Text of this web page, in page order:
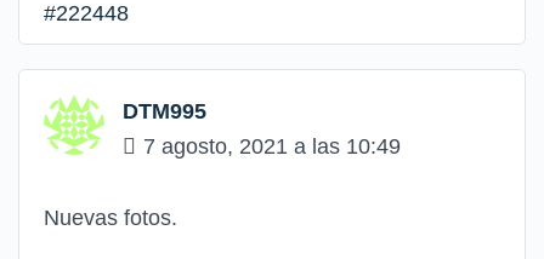
#222448
DTM995
7 agosto, 2021 a las 10:49
Nuevas fotos.